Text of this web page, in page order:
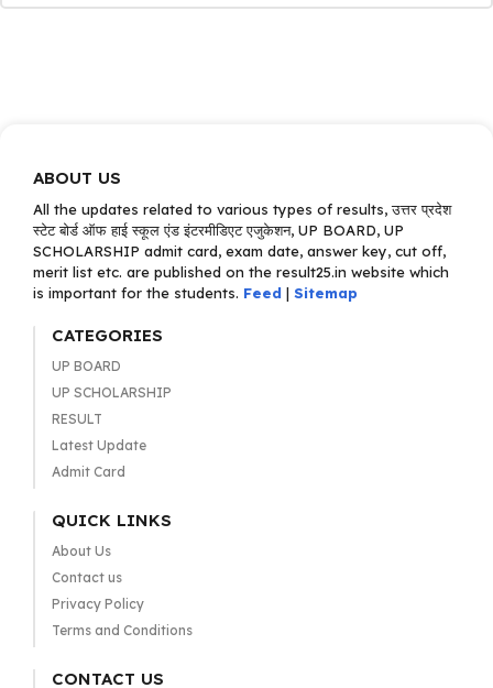
ABOUT US
All the updates related to various types of results, उत्तर प्रदेश
स्टेट बोर्ड ऑफ हाई स्कूल एंड इंटरमीडिएट एजुकेशन, UP BOARD, UP
SCHOLARSHIP admit card, exam date, answer key, cut off,
merit list etc. are published on the result25.in website which
is important for the students. Feed | Sitemap
CATEGORIES
UP BOARD
UP SCHOLARSHIP
RESULT
Latest Update
Admit Card
QUICK LINKS
About Us
Contact us
Privacy Policy
Terms and Conditions
CONTACT US